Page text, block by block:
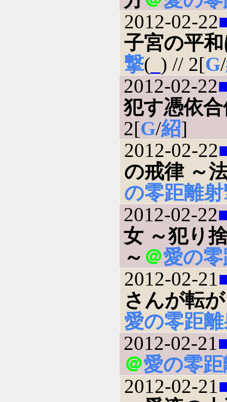
2012-02-22
子宮の平
撃( ) // 2[G/
2012-02-22
犯す憑依
2[G/紹]
2012-02-22
の戒律 ～
の零距離
2012-02-22
女 ～犯り
～ ＠愛の
2012-02-21
さんが転
愛の零距
2012-02-21
＠愛の零
2012-02-21